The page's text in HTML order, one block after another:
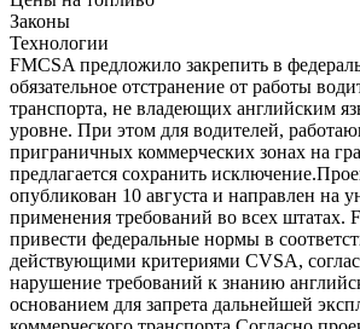
Законы
Технологии
FMCSA предложило закрепить в
обязательное отстранение от работы
транспорта, не владеющих английским
уровне. При этом для водителей,
приграничных коммерческих зонах на
предлагается сохранить
опубликован 10 августа и направлен на
применения требований во всех штатах.
привести федеральные нормы в
действующими критериями CVSA,
нарушение требований к знанию
основанием для запрета дальнейшей